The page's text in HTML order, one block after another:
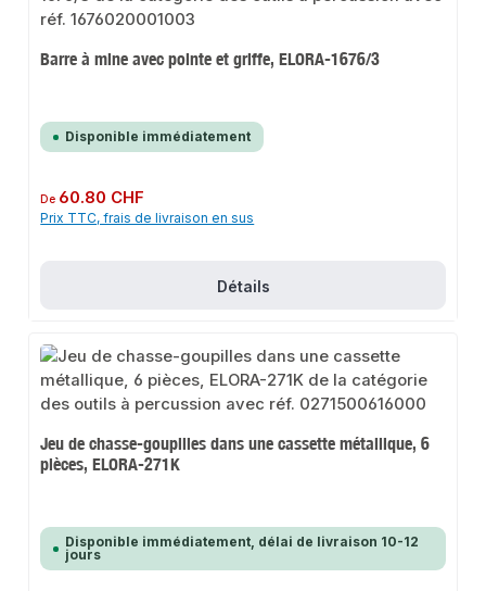
Barre à mine avec pointe et griffe, ELORA-1676/3
Disponible immédiatement
Prix régulier :
De 60.80 CHF
Prix TTC, frais de livraison en sus
Détails
Jeu de chasse-goupilles dans une cassette métallique, 6
pièces, ELORA-271K
Disponible immédiatement, délai de livraison 10-12
jours